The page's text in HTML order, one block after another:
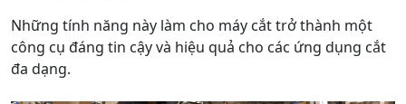
Những tính năng này làm cho máy cắt trở thành một
công cụ đáng tin cậy và hiệu quả cho các ứng dụng cắt
đa dạng.